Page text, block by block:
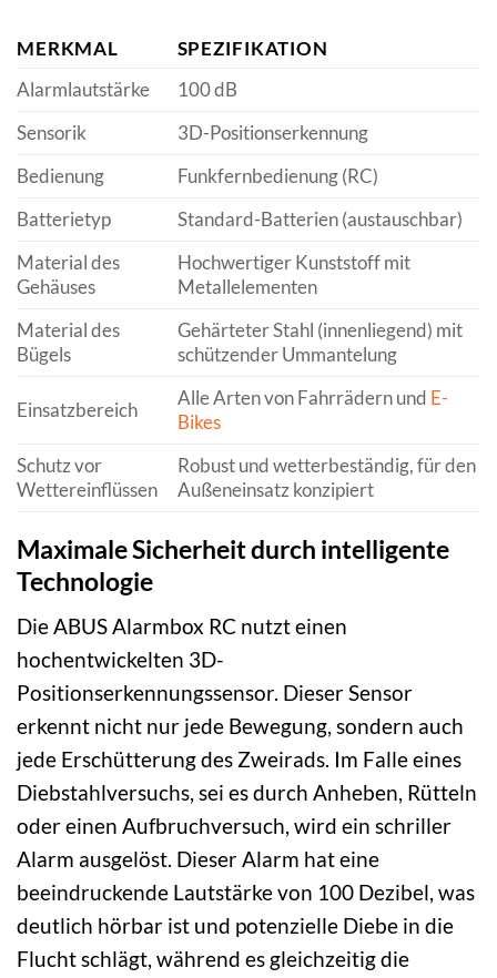
MERKMAL
SPEZIFIKATION
Alarmlautstärke
100 dB
Sensorik
3D-Positionserkennung
Bedienung
Funkfernbedienung (RC)
Batterietyp
Standard-Batterien (austauschbar)
Material des
Gehäuses
Hochwertiger Kunststoff mit
Metallelementen
Material des
Bügels
Gehärteter Stahl (innenliegend) mit
schützender Ummantelung
Einsatzbereich
Alle Arten von Fahrrädern und E-
Bikes
Schutz vor
Wettereinflüssen
Robust und wetterbeständig, für den
Außeneinsatz konzipiert
Maximale Sicherheit durch intelligente
Technologie
Die ABUS Alarmbox RC nutzt einen
hochentwickelten 3D-
Positionserkennungssensor. Dieser Sensor
erkennt nicht nur jede Bewegung, sondern auch
jede Erschütterung des Zweirads. Im Falle eines
Diebstahlversuchs, sei es durch Anheben, Rütteln
oder einen Aufbruchversuch, wird ein schriller
Alarm ausgelöst. Dieser Alarm hat eine
beeindruckende Lautstärke von 100 Dezibel, was
deutlich hörbar ist und potenzielle Diebe in die
Flucht schlägt, während es gleichzeitig die